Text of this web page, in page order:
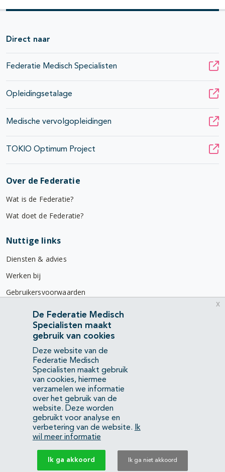
Direct naar
Federatie Medisch Specialisten
Opleidingsetalage
Medische vervolgopleidingen
TOKIO Optimum Project
Over de Federatie
Wat is de Federatie?
Wat doet de Federatie?
Nuttige links
Diensten & advies
Werken bij
Gebruikersvoorwaarden
Privacyverklaring
Contact
Mercatorlaan 1200
3528 BL Utrecht
(088) 505 34 34
info@richtlijnendatabase.nl
YouTubeLinkedIn
KvK Federatie Medisch Specialisten:40483480
De Federatie Medisch
Specialisten maakt
gebruik van cookies
Deze website van de
Federatie Medisch
Specialisten maakt gebruik
van cookies, hiermee
verzamelen we informatie
over het gebruik van de
website. Deze worden
gebruikt voor analyse en
verbetering van de website.
Ik
wil meer informatie
Ik ga akkoord Ik ga niet akkoord
x